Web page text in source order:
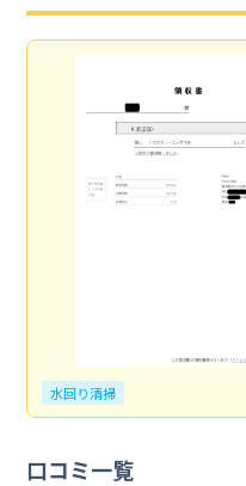
水回り清掃
口コミ一覧